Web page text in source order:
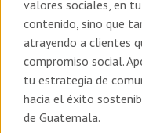
valores sociales, en
contenido, sino que
atrayendo a clientes
compromiso social.
tu estrategia de
hacia el éxito
de Guatemala.